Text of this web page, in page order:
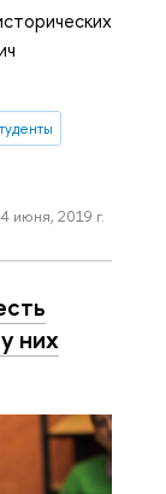
4 июня, 2019 г.
них